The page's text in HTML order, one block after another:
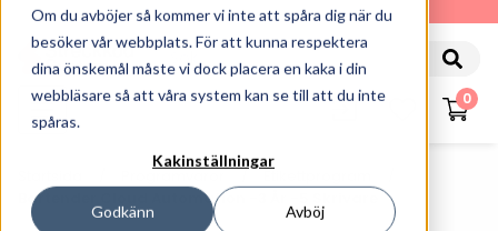
Om du avböjer så kommer vi inte att spåra dig när du
besöker vår webbplats. För att kunna respektera
dina önskemål måste vi dock placera en kaka i din
webbläsare så att våra system kan se till att du inte
spåras.
Kakinställningar
Godkänn Avböj
010-162 61 90
0
Programvaror
Etikettprogram
Bartender Cloud Automation -3 År -5 Skrivare